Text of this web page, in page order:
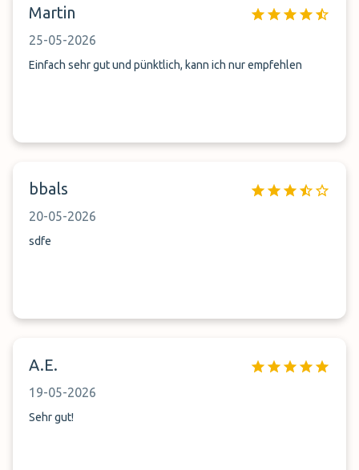
Martin
25-05-2026
Einfach sehr gut und pünktlich, kann ich nur empfehlen
bbals
20-05-2026
sdfe
A.E.
19-05-2026
Sehr gut!